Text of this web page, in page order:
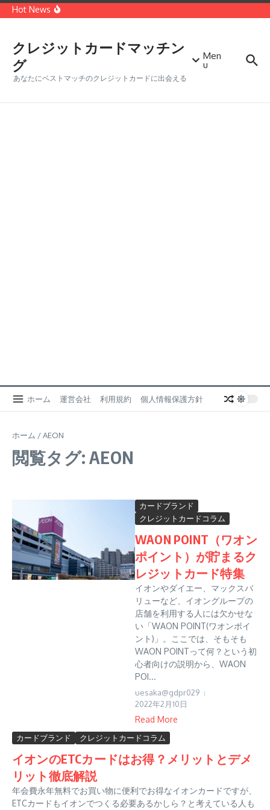
コンテンツへスキップ
Hot News
ット
クレジットカードマッチン
グ
あなたにベストマッチのクレジットカードに出会える
Men
u
ホーム 運営会社 利用規約 個人情報保護方針
ホーム /AEON
閲覧タグ: AEON
カードブランド
クレジットカードコラム
WAON POINT（ワオン
ポイント）が貯まるク
レジットカード特集
イオンやダイエー、マックスバ
リューなど、イオングループの
店舗を利用する人には欠かせな
い「WAON POINT(ワオンポイ
ント)」。ここでは、そもそも
WAON POINTって何？という初
心者向けの説明から、WAON
POI...
uesaka@gdpr029
2022年2月10日
Read More
カードブランド クレジットカードコラム
イオンのETCカードはお得？メリットとデメ
リット徹底解説
年会費永年無料でお買い物に便利でお得なイオンカードですが、
ETCカードもイオンでつくる必要あるかしら？と考えている人も